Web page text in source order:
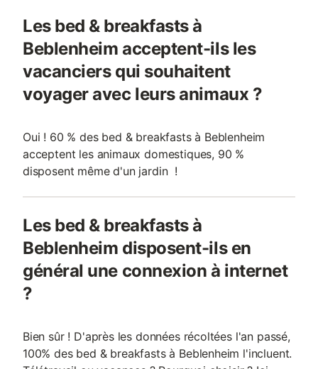
Les bed & breakfasts à
Beblenheim acceptent-ils les
vacanciers qui souhaitent
voyager avec leurs animaux ?
Oui ! 60 % des bed & breakfasts à Beblenheim
acceptent les animaux domestiques, 90 %
disposent même d'un jardin !
Les bed & breakfasts à
Beblenheim disposent-ils en
général une connexion à internet
?
Bien sûr ! D'après les données récoltées l'an passé,
100% des bed & breakfasts à Beblenheim l'incluent.